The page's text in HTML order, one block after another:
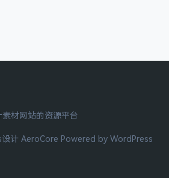
材网站的资源平台
计 AeroCore Powered by WordPress